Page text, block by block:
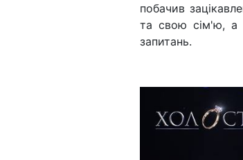
побачив
та свою сім'ю, а
запитань.